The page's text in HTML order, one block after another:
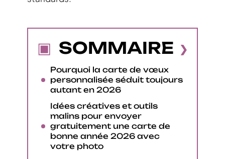
SOMMAIRE
Pourquoi la carte de vœux
personnalisée séduit toujours
autant en 2026
Idées créatives et outils
malins pour envoyer
gratuitement une carte de
bonne année 2026 avec
votre photo